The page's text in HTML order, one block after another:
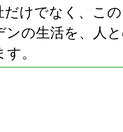
だけでなく、こ
ンの生活を、人
。